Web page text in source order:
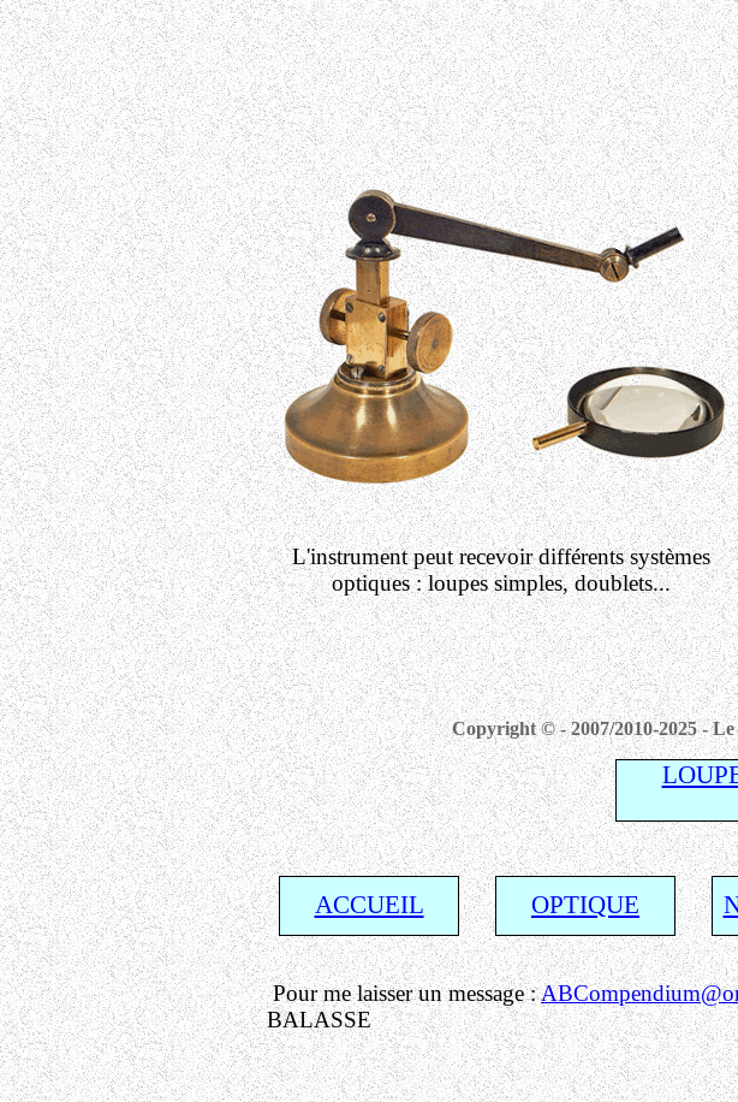
L'instrument peut recevoir différents systèmes
optiques : loupes simples, doublets...
Copyright © - 2007/2010-2025 -
ACCUEIL
OPTIQUE
Pour me laisser un message :
BALASSE